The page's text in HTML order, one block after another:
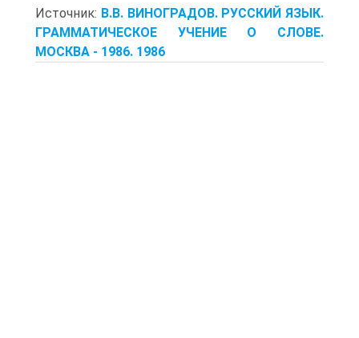
Источник: В.В. ВИНОГРАДОВ. РУССКИЙ ЯЗЫК.
ГРАММАТИЧЕСКОЕ УЧЕНИЕ О СЛОВЕ.
МОСКВА - 1986. 1986